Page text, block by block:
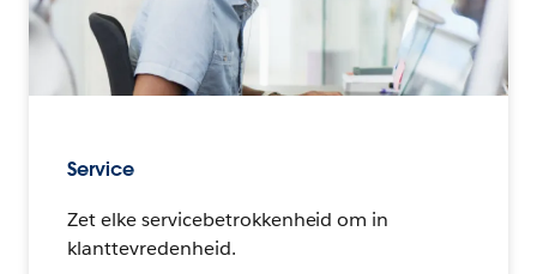
Service
Zet elke servicebetrokkenheid om in
klanttevredenheid.